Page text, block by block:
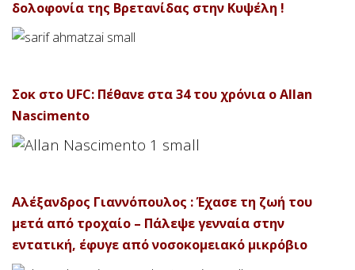
δολοφονία της Βρετανίδας στην Κυψέλη !
Σοκ στο UFC: Πέθανε στα 34 του χρόνια ο Allan
Nascimento
Αλέξανδρος Γιαννόπουλος : Έχασε τη ζωή του
μετά από τροχαίο – Πάλεψε γενναία στην
εντατική, έφυγε από νοσοκομειακό μικρόβιο